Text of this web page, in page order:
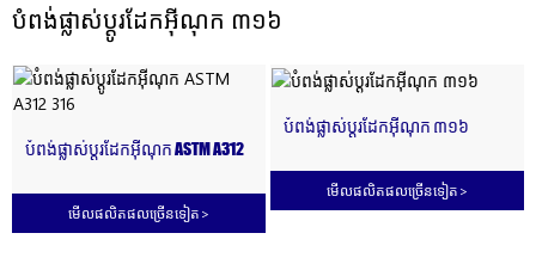
បំពង់ផ្លាស់ប្តូរដែកអ៊ីណុក ៣១៦
បំពង់ផ្លាស់ប្តូរដែកអ៊ីណុក ASTM A312
មើលផលិតផលច្រើនទៀត>
បំពង់ផ្លាស់ប្តូរដែកអ៊ីណុក ៣១៦
មើលផលិតផលច្រើនទៀត>